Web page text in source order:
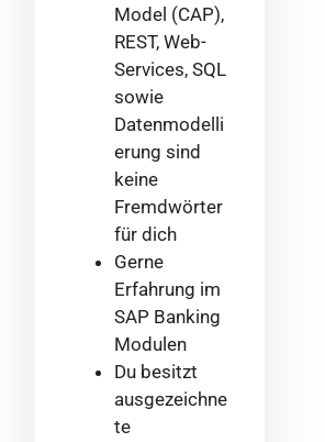
Model (CAP),
REST, Web-
Services, SQL
sowie
Datenmodelli
erung sind
keine
Fremdwörter
für dich
Gerne
Erfahrung im
SAP Banking
Modulen
Du besitzt
ausgezeichne
te